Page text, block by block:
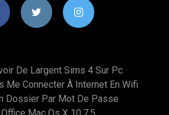
De Largent Sims 4 Sur Pc
Me Connecter À Internet En Wifi
Dossier Par Mot De Passe